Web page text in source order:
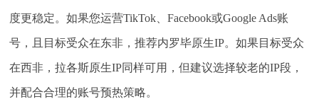
度更稳定。如果您运营TikTok、Facebook或Google Ads账
号，且目标受众在东非，推荐内罗毕原生IP。如果目标受众
在西非，拉各斯原生IP同样可用，但建议选择较老的IP段，
并配合合理的账号预热策略。